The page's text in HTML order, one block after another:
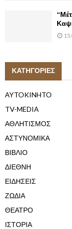
ΚΑΤΗΓΟΡΙΕΣ
AYTOKINHTO
TV-MEDIA
ΑΘΛΗΤΙΣΜΟΣ
ΑΣΤΥΝΟΜΙΚΑ
ΒΙΒΛΙΟ
ΔΙΕΘΝΗ
ΕΙΔΗΣΕΙΣ
ΖΩΔΙΑ
ΘΕΑΤΡΟ
ΙΣΤΟΡΙΑ